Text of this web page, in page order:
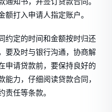
额打入申请人指定账户。
约定的时间和金额按时归还
要及时与银行沟通，协商解
申请贷款前，要保持良好的
能力，仔细阅读贷款合同，
责任等条款。